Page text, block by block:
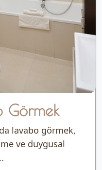
Görmek
lavabo görmek,
ve duygusal